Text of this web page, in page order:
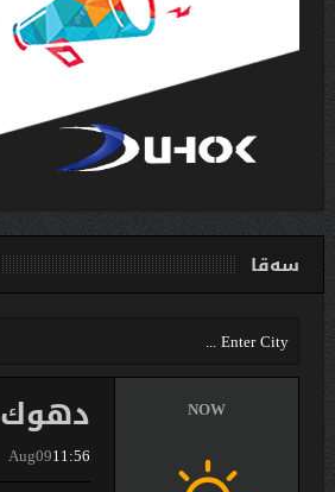
سەقا
دهوك
Aug0911:56
NOW